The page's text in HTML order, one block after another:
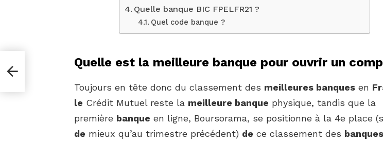
Quelle banque BIC FPELFR21 ?
Quel code banque ?
Quelle est la meilleure banque pour ouvrir un
Toujours en tête donc du classement des meilleures banques en
le Crédit Mutuel reste la meilleure banque physique, tandis que la
première banque en ligne, Boursorama, se positionne à la 4e place
de mieux qu’au trimestre précédent) de ce classement des banques